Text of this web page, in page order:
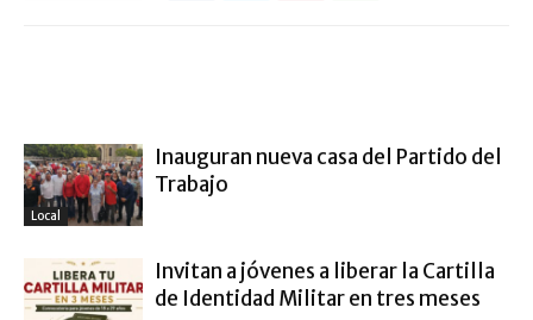
Local
Inauguran nueva casa del Partido del
Trabajo
Invitan a jóvenes a liberar la Cartilla
de Identidad Militar en tres meses